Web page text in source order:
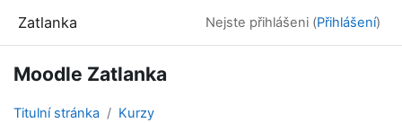
Zatlanka Nejste přihlášeni (Přihlášení)
Moodle Zatlanka
Titulní stránka Kurzy